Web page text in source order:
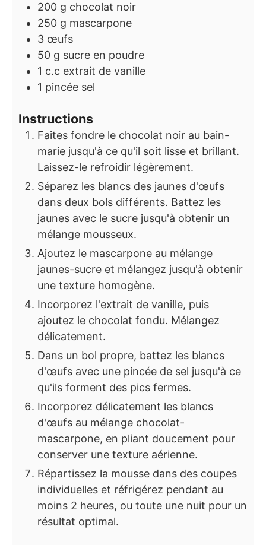
200 g chocolat noir
250 g mascarpone
3 œufs
50 g sucre en poudre
1 c.c extrait de vanille
1 pincée sel
Instructions
Faites fondre le chocolat noir au bain-
marie jusqu'à ce qu'il soit lisse et brillant.
Laissez-le refroidir légèrement.
Séparez les blancs des jaunes d'œufs
dans deux bols différents. Battez les
jaunes avec le sucre jusqu'à obtenir un
mélange mousseux.
Ajoutez le mascarpone au mélange
jaunes-sucre et mélangez jusqu'à obtenir
une texture homogène.
Incorporez l'extrait de vanille, puis
ajoutez le chocolat fondu. Mélangez
délicatement.
Dans un bol propre, battez les blancs
d'œufs avec une pincée de sel jusqu'à ce
qu'ils forment des pics fermes.
Incorporez délicatement les blancs
d'œufs au mélange chocolat-
mascarpone, en pliant doucement pour
conserver une texture aérienne.
Répartissez la mousse dans des coupes
individuelles et réfrigérez pendant au
moins 2 heures, ou toute une nuit pour un
résultat optimal.